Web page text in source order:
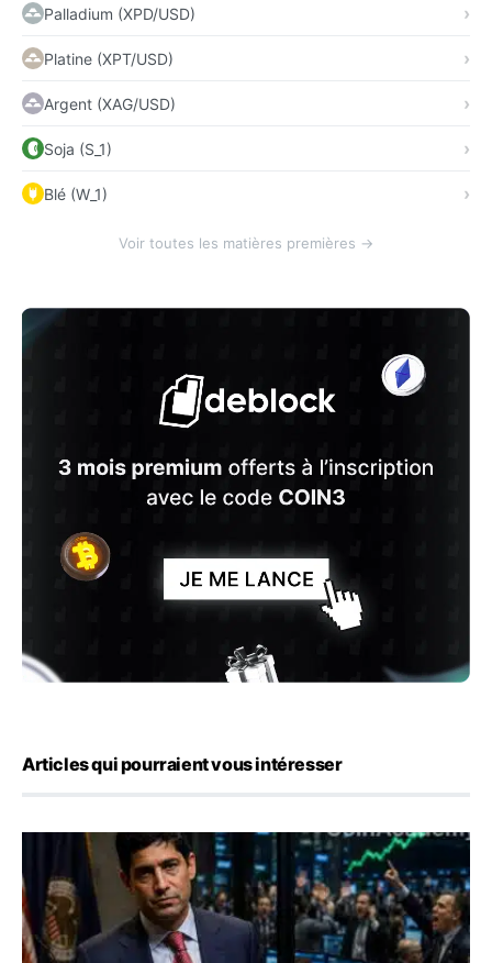
Palladium (XPD/USD)
Platine (XPT/USD)
Argent (XAG/USD)
Soja (S_1)
Blé (W_1)
Voir toutes les matières premières →
Articles qui pourraient vous intéresser
Emploi américain : 23 000 postes détruits en juillet, les